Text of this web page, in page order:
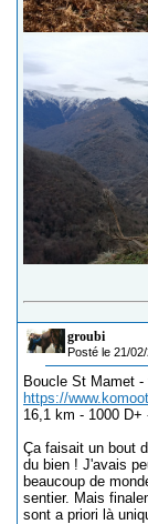
groubi
Posté le 21/
Boucle St Mamet
16,1 km - 1000 D+
Ça faisait un bout
du bien ! J'avais
beaucoup de
sentier. Mais
sont a priori là